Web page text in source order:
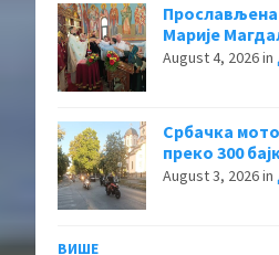
Марије
August 4, 2026in
Србачка
преко 300
August 3, 2026in
ВИШЕ